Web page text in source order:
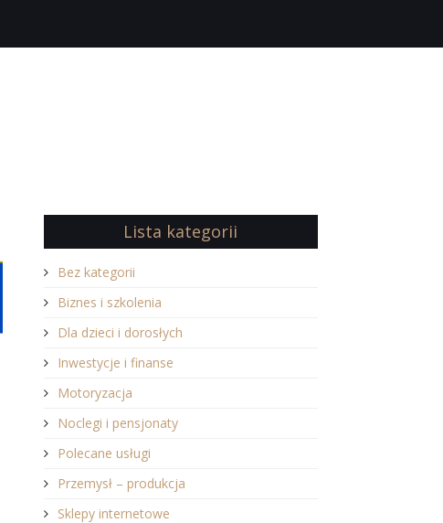
Lista kategorii
Bez kategorii
Biznes i szkolenia
Dla dzieci i dorosłych
Inwestycje i finanse
Motoryzacja
Noclegi i pensjonaty
Polecane usługi
Przemysł – produkcja
Sklepy internetowe